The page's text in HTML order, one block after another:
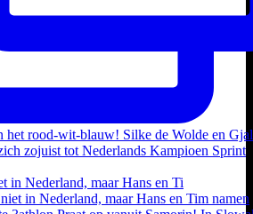
in Nederland, maar Hans en Ti